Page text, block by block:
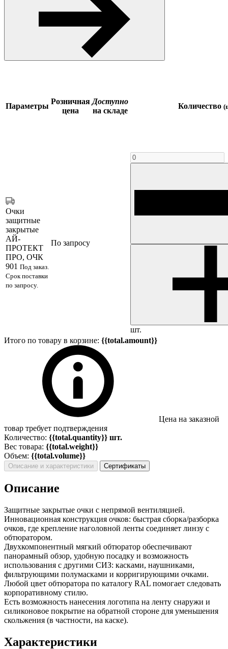
Параметры
Розничная
цена
Доступно
на складе
Количество
Очки
защитные
закрытые
АЙ-
ПРОТЕКТ
ПРО, ОЧК
901 Под заказ.
Срок поставки
по запросу.
По запросу
шт.
Итого по товару в корзине: {{total.amount}}
Цена на заказной
товар требует подтверждения
Количество: {{total.quantity}} шт.
Вес товара: {{total.weight}}
Объем: {{total.volume}}
Описание и характеристики Сертификаты
Описание
Защитные закрытые очки с непрямой вентиляцией.
Инновационная конструкция очков: быстрая сборка/разборка
очков, где крепление наголовной ленты соединяет линзу с
обтюратором.
Двухкомпонентный мягкий обтюратор обеспечивают
панорамный обзор, удобную посадку и возможность
использования с другими СИЗ: касками, наушниками,
фильтрующими полумасками и корригирующими очками.
Любой цвет обтюратора по каталогу RAL помогает следовать
корпоративному стилю.
Есть возможность нанесения логотипа на ленту снаружи и
силиконовое покрытие на обратной стороне для уменьшения
скольжения (в частности, на каске).
Характеристики